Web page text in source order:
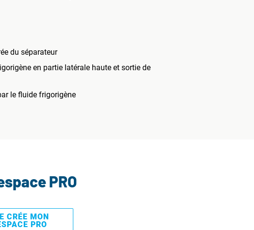
du séparateur
en partie latérale haute et sortie de
le fluide frigorigène
PRO
CRÉE MON
PRO